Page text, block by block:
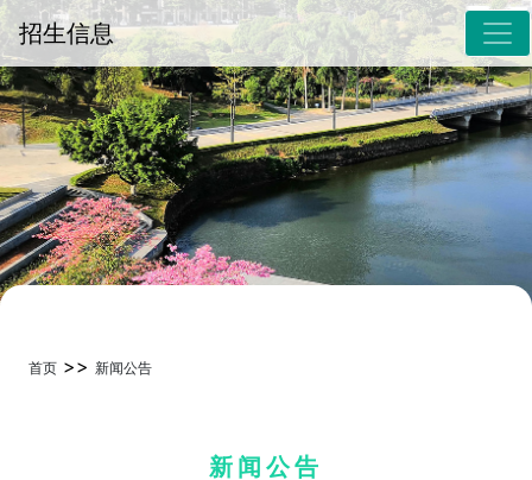
招生信息
首页 >>新闻公告
新闻公告